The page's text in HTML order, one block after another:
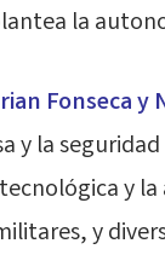
la
Fonseca y
y la
y
y